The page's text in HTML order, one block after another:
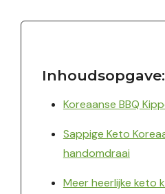
Inhoudsopgave:
Koreaanse BBQ
Sappige Keto
handomdraai
Meer heerlijke keto